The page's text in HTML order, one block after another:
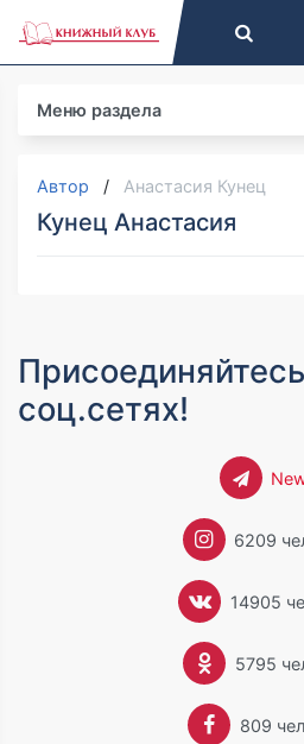
Меню раздела
Автор Анастасия Кунец
Кунец Анастасия
соц.сетях!
6209
14905
5795
809